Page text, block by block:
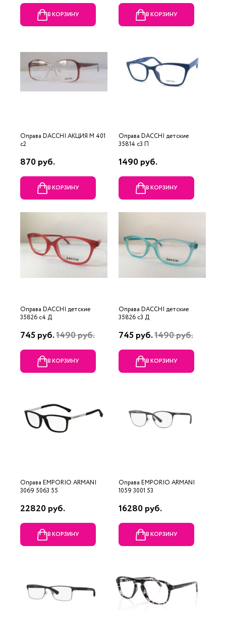
В КОРЗИНУ В КОРЗИНУ
Оправа DACCHI АКЦИЯ М 401
c2
870 руб.
В КОРЗИНУ
Оправа DACCHI детские
35814 c3 П
1490 руб.
В КОРЗИНУ
Оправа DACCHI детские
35826 c4 Д
745 руб.1490 руб.
В КОРЗИНУ
Оправа DACCHI детские
35826 c3 Д
745 руб.1490 руб.
В КОРЗИНУ
Оправа EMPORIO ARMANI
3069 5063 55
22820 руб.
В КОРЗИНУ
Оправа EMPORIO ARMANI
1059 3001 53
16280 руб.
В КОРЗИНУ